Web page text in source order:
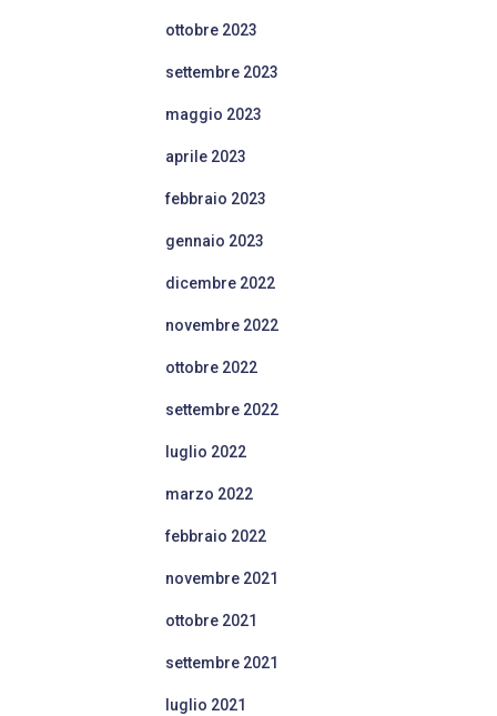
ottobre 2023
settembre 2023
maggio 2023
aprile 2023
febbraio 2023
gennaio 2023
dicembre 2022
novembre 2022
ottobre 2022
settembre 2022
luglio 2022
marzo 2022
febbraio 2022
novembre 2021
ottobre 2021
settembre 2021
luglio 2021